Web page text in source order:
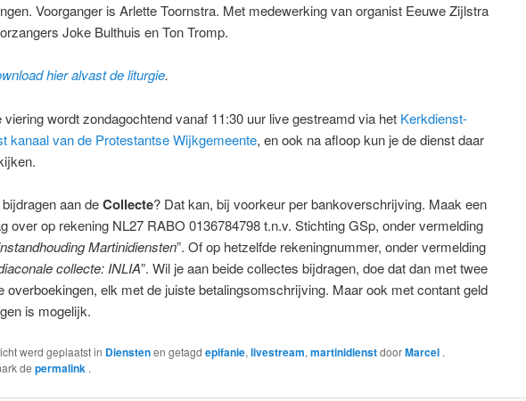
Voorganger is Arlette Toornstra. Met medewerking van organist Eeuwe Zijlstra
Joke Bulthuis en Ton Tromp.
hier alvast de liturgie.
wordt zondagochtend vanaf 11:30 uur live gestreamd via het Kerkdienst-
kanaal van de Protestantse Wijkgemeente, en ook na afloop kun je de dienst daar
aan deCollecte? Dat kan, bij voorkeur per bankoverschrijving. Maak een
over op rekening NL27 RABO 0136784798 t.n.v. Stichting GSp, onder vermelding
Martinidiensten”. Of op hetzelfde rekeningnummer, onder vermelding
collecte: INLIA”. Wil je aan beide collectes bijdragen, doe dat dan met twee
overboekingen, elk met de juiste betalingsomschrijving. Maar ook met contant geld
is mogelijk.
werd geplaatst in Dienstenen getagd epifanie, livestream, martinidienstdoorMarcel .
de permalink .